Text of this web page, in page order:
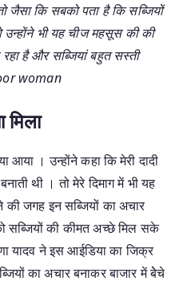
जैसा कि सबको पता है कि सब्जियों
उन्होंने भी यह चीज महसूस की की
रहा है और सब्जियां बहुत सस्ती
woman
आया । उन्होंने कहा कि मेरी दादी
थी । तो मेरे दिमाग में भी यह
की जगह इन सब्जियों का अचार
सब्जियों की कीमत अच्छे मिल सके
यादव ने इस आईडिया का जिक्र
का अचार बनाकर बाजार में बेेचे